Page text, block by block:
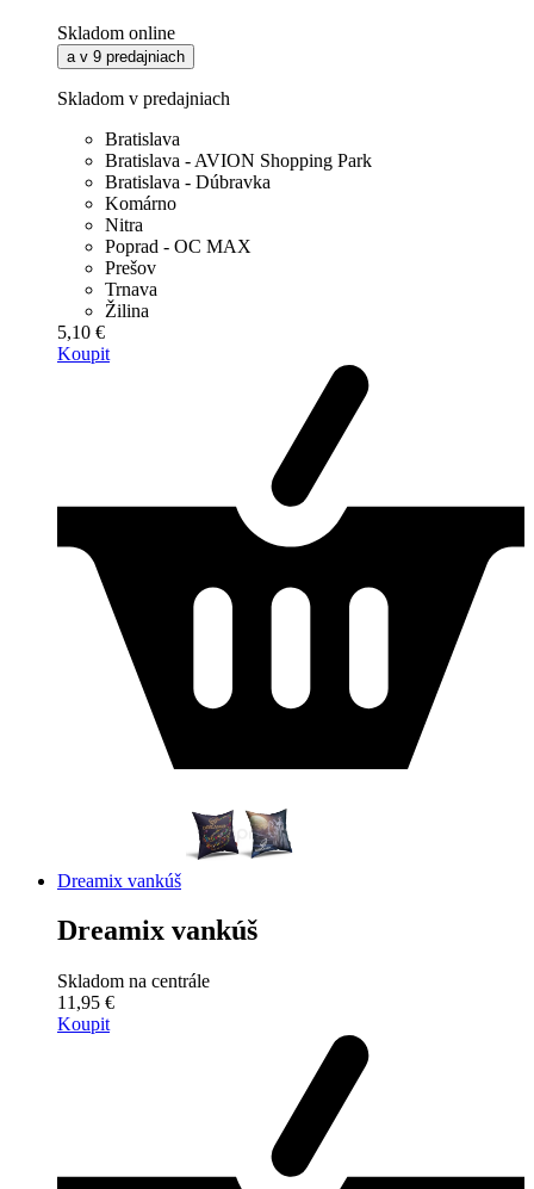
Skladom online
a v 9 predajniach
Skladom v predajniach
Bratislava
Bratislava - AVION Shopping Park
Bratislava - Dúbravka
Komárno
Nitra
Poprad - OC MAX
Prešov
Trnava
Žilina
5,10 €
Koupit
Dreamix vankúš
Dreamix vankúš
Skladom na centrále
11,95 €
Koupit